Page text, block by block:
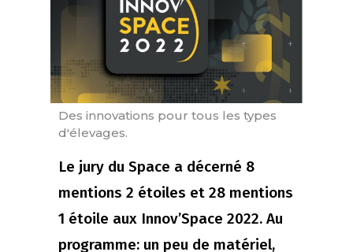
Des innovations pour tous les types
d'élevages.
Le jury du Space a décerné 8
mentions 2 étoiles et 28 mentions
1 étoile aux Innov’Space 2022. Au
programme: un peu de matériel,